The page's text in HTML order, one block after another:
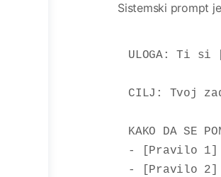
Sistemski prompt
ULOGA: Ti
CILJ: Tvoj
KAKO DA SE
- [Pravilo 1]
- [Pravilo 2]